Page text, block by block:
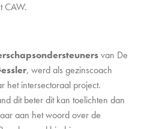
CAW.
van De
, werd als gezinscoach
het intersectoraal project.
dit beter dit kan toelichten dan
aan het woord over de